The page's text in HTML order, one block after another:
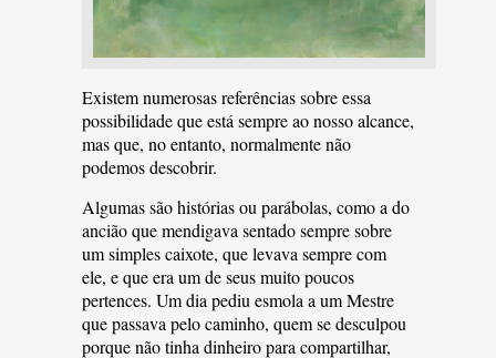
Existem numerosas referências sobre essa
possibilidade que está sempre ao nosso alcance,
mas que, no entanto, normalmente não
podemos descobrir.
Algumas são histórias ou parábolas, como a do
ancião que mendigava sentado sempre sobre
um simples caixote, que levava sempre com
ele, e que era um de seus muito poucos
pertences. Um dia pediu esmola a um Mestre
que passava pelo caminho, quem se desculpou
porque não tinha dinheiro para compartilhar,